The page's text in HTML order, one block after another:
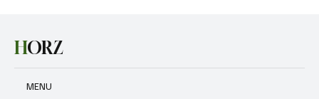
HORZ
MENU